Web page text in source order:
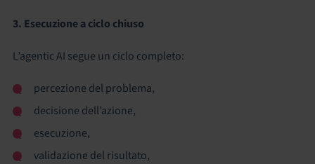
3. Esecuzione a ciclo chiuso
L’agentic AI segue un ciclo completo:
percezione del problema,
decisione dell’azione,
esecuzione,
validazione del risultato,